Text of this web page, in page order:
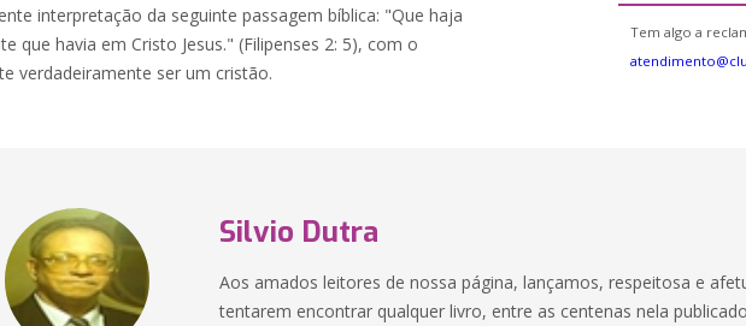
interpretação da seguinte passagem bíblica: "Que haja
que havia em Cristo Jesus." (Filipenses 2: 5), com o
verdadeiramente ser um cristão.
Tem algo a
Silvio Dutra
Aos amados leitores de nossa página, lançamos, respeitosa e
tentarem encontrar qualquer livro, entre as centenas nela